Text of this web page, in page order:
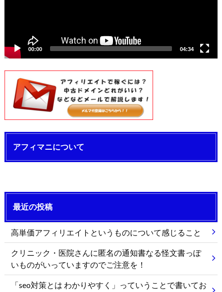
00:00 04:34
アフィマニについて
最近の投稿
高単価アフィリエイトというものについて感じること
クリニック・医院さんに匿名の通知書なる怪文書っぽ
いものがいっていますのでご注意を！
「seo対策とは わかりやすく」っていうことで書いてお